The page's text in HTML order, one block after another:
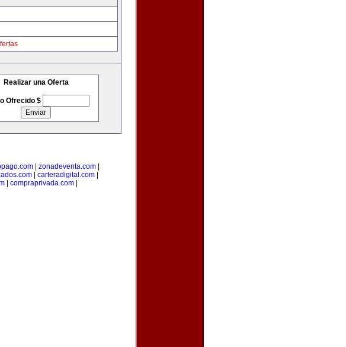
Realizar una Oferta
Ofrecido $
zonadeventa.com
| carteradigital.com|
| compraprivada.com|